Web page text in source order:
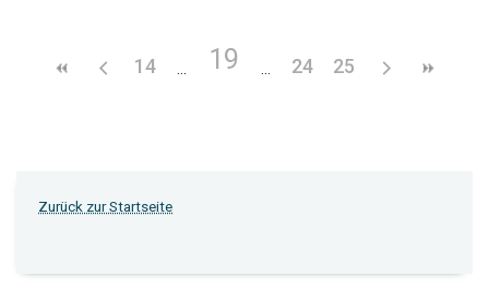
14 19 24 25
Zurück zur Startseite